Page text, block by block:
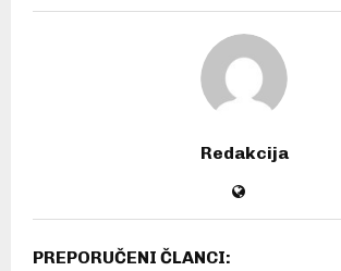
Redakcija
PREPORUČENI ČLANCI: